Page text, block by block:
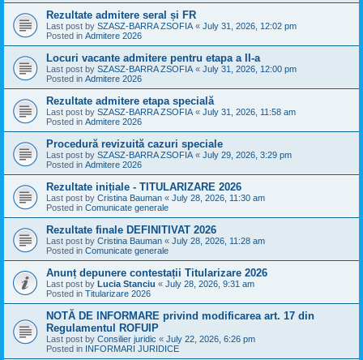
Rezultate admitere seral și FR
Last post by SZASZ-BARRA ZSOFIA « July 31, 2026, 12:02 pm
Posted in Admitere 2026
Locuri vacante admitere pentru etapa a II-a
Last post by SZASZ-BARRA ZSOFIA « July 31, 2026, 12:00 pm
Posted in Admitere 2026
Rezultate admitere etapa specială
Last post by SZASZ-BARRA ZSOFIA « July 31, 2026, 11:58 am
Posted in Admitere 2026
Procedură revizuită cazuri speciale
Last post by SZASZ-BARRA ZSOFIA « July 29, 2026, 3:29 pm
Posted in Admitere 2026
Rezultate inițiale - TITULARIZARE 2026
Last post by Cristina Bauman « July 28, 2026, 11:30 am
Posted in Comunicate generale
Rezultate finale DEFINITIVAT 2026
Last post by Cristina Bauman « July 28, 2026, 11:28 am
Posted in Comunicate generale
Anunț depunere contestații Titularizare 2026
Last post by Lucia Stanciu « July 28, 2026, 9:31 am
Posted in Titularizare 2026
NOTĂ DE INFORMARE privind modificarea art. 17 din
Regulamentul ROFUIP
Last post by Consilier juridic « July 22, 2026, 6:26 pm
Posted in INFORMARI JURIDICE